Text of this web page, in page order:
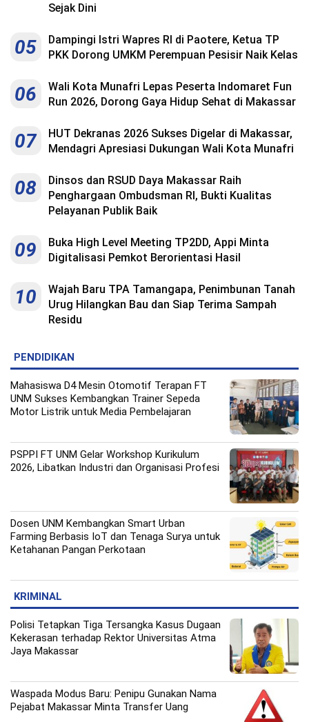
Sejak Dini
05
Dampingi Istri Wapres RI di Paotere, Ketua TP
PKK Dorong UMKM Perempuan Pesisir Naik Kelas
06
Wali Kota Munafri Lepas Peserta Indomaret Fun
Run 2026, Dorong Gaya Hidup Sehat di Makassar
07
HUT Dekranas 2026 Sukses Digelar di Makassar,
Mendagri Apresiasi Dukungan Wali Kota Munafri
08
Dinsos dan RSUD Daya Makassar Raih
Penghargaan Ombudsman RI, Bukti Kualitas
Pelayanan Publik Baik
09
Buka High Level Meeting TP2DD, Appi Minta
Digitalisasi Pemkot Berorientasi Hasil
10
Wajah Baru TPA Tamangapa, Penimbunan Tanah
Urug Hilangkan Bau dan Siap Terima Sampah
Residu
PENDIDIKAN
Mahasiswa D4 Mesin Otomotif Terapan FT
UNM Sukses Kembangkan Trainer Sepeda
Motor Listrik untuk Media Pembelajaran
PSPPI FT UNM Gelar Workshop Kurikulum
2026, Libatkan Industri dan Organisasi Profesi
Dosen UNM Kembangkan Smart Urban
Farming Berbasis IoT dan Tenaga Surya untuk
Ketahanan Pangan Perkotaan
KRIMINAL
Polisi Tetapkan Tiga Tersangka Kasus Dugaan
Kekerasan terhadap Rektor Universitas Atma
Jaya Makassar
Waspada Modus Baru: Penipu Gunakan Nama
Pejabat Makassar Minta Transfer Uang